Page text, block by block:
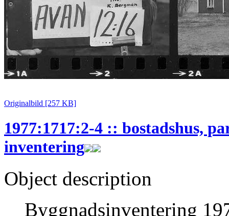
Originalbild [257 KB]
1977:1717:2-4 :: bostadshus,
inventering
Object description
Byggnadsinventering